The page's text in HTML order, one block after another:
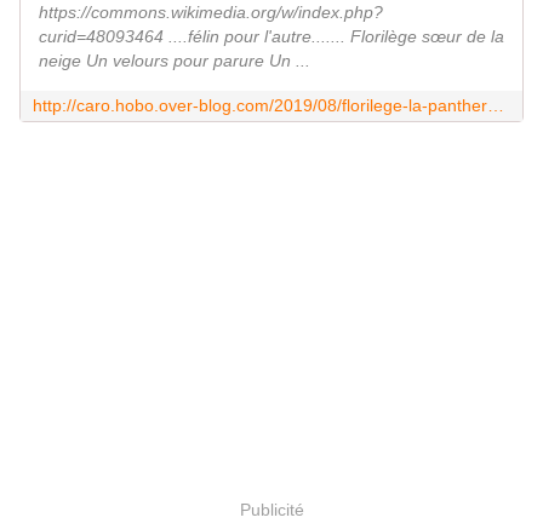
https://commons.wikimedia.org/w/index.php?
curid=48093464 ....félin pour l'autre....... Florilège sœur de la
neige Un velours pour parure Un ...
Publicité